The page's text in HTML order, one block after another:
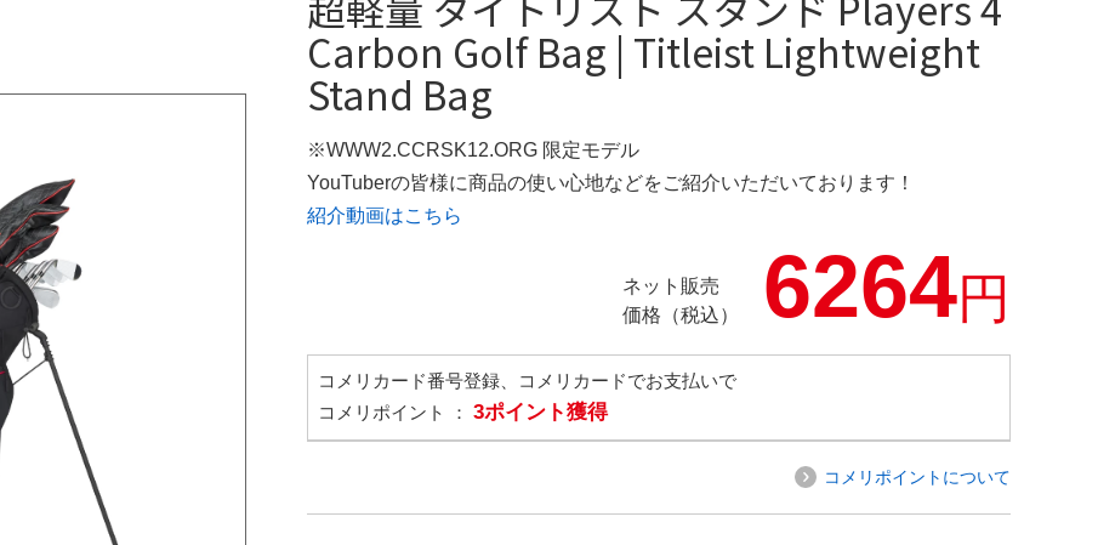
Carbon Golf Bag | Titleist Lightweight
Stand Bag
※WWW2.CCRSK12.ORG 限定モデル
YouTuberの皆様に商品の使い心地などをご紹介いただいております！
紹介動画はこちら
ネット販売
価格（税込）
6264円
コメリカード番号登録、コメリカードでお支払いで
コメリポイント ： 3ポイント獲得
コメリポイントについて